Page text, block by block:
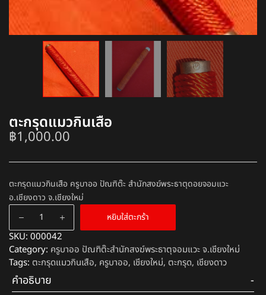
ตะกรุดแมวกินเสือ
฿1,000.00
ตะกรุดแมวกินเสือ ครูบาออ ปัณฑิต๊ะ สำนักสงฆ์พระธาตุดอยจอมแวะ
อ.เชียงดาว จ.เชียงใหม่
หยิบใส่ตะกร้า
SKU: 000042
Category: ครูบาออ ปัณฑิต๊ะสำนักสงฆ์พระธาตุจอมแวะ จ.เชียงใหม่
Tags: ตะกรุดแมวกินเสือ, ครูบาออ, เชียงใหม่, ตะกรุด, เชียงดาว
คำอธิบาย